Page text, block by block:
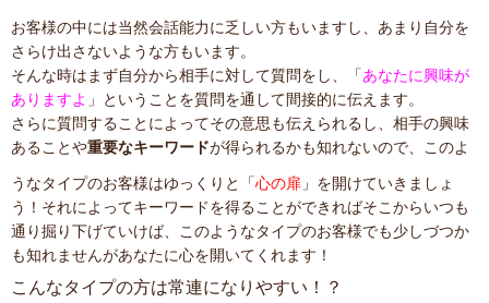
お客様の中には当然会話能力に乏しい方もいますし、あまり自分を
さらけ出さないような方もいます。
そんな時はまず自分から相手に対して質問をし、「あなたに興味が
ありますよ 」ということを質問を通して間接的に伝えます。
さらに質問することによってその意思も伝えられるし、相手の興味
あることや重要なキーワードが得られるかも知れないので、このよ
うなタイプのお客様はゆっくりと「心の扉 」を開けていきましょ
う！それによってキーワードを得ることができればそこからいつも
通り掘り下げていけば、このようなタイプのお客様でも少しづつか
も知れませんがあなたに心を開いてくれます！
こんなタイプの方は常連になりやすい！？